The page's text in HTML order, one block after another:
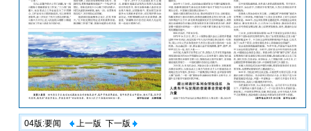
04版:要闻 上一版 下一版